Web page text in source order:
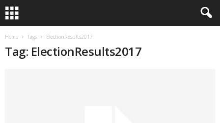
Home Tags ElectionResults2017
Tag: ElectionResults2017